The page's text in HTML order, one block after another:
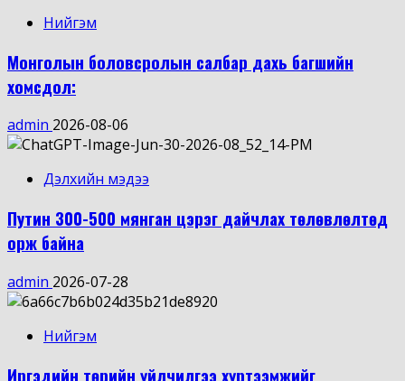
Нийгэм
Монголын боловсролын салбар дахь багшийн
хомсдол:
admin 2026-08-06
Дэлхийн мэдээ
Путин 300-500 мянган цэрэг дайчлах төлөвлөлтөд
орж байна
admin 2026-07-28
Нийгэм
Иргэдийн төрийн үйлчилгээ хүртээмжийг